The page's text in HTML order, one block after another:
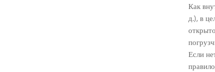
Как
д.), в
Если